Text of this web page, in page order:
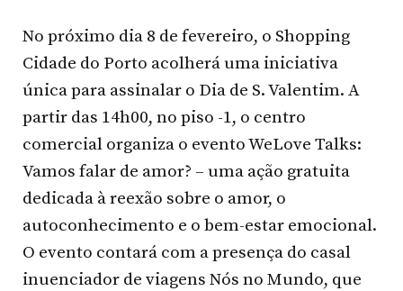
No próximo dia 8 de fevereiro, o Shopping
Cidade do Porto acolherá uma iniciativa
única para assinalar o Dia de S. Valentim. A
partir das 14h00, no piso -1, o centro
comercial organiza o evento WeLove Talks:
Vamos falar de amor? – uma ação gratuita
dedicada à reexão sobre o amor, o
autoconhecimento e o bem-estar emocional.
O evento contará com a presença do casal
inuenciador de viagens Nós no Mundo, que